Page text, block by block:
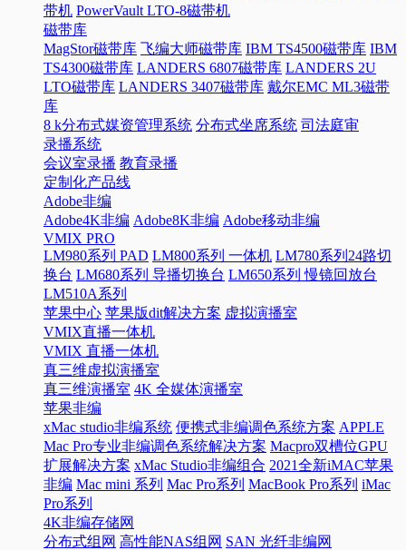
带机 PowerVault LTO-8磁带机
磁带库
MagStor磁带库 飞编大师磁带库 IBM TS4500磁带库 IBM
TS4300磁带库 LANDERS 6807磁带库 LANDERS 2U
LTO磁带库 LANDERS 3407磁带库 戴尔EMC ML3磁带
库
8 k分布式媒资管理系统 分布式坐席系统 司法庭审
录播系统
会议室录播 教育录播
定制化产品线
Adobe非编
Adobe4K非编 Adobe8K非编 Adobe移动非编
VMIX PRO
LM980系列 PAD LM800系列 一体机 LM780系列24路切
换台 LM680系列 导播切换台 LM650系列 慢镜回放台
LM510A系列
苹果中心 苹果版dit解决方案 虚拟演播室
VMIX直播一体机
VMIX 直播一体机
真三维虚拟演播室
真三维演播室 4K 全媒体演播室
苹果非编
xMac studio非编系统 便携式非编调色系统方案 APPLE
Mac Pro专业非编调色系统解决方案 Macpro双槽位GPU
扩展解决方案 xMac Studio非编组合 2021全新iMAC苹果
非编 Mac mini 系列 Mac Pro系列 MacBook Pro系列 iMac
Pro系列
4K非编存储网
分布式组网 高性能NAS组网 SAN 光纤非编网